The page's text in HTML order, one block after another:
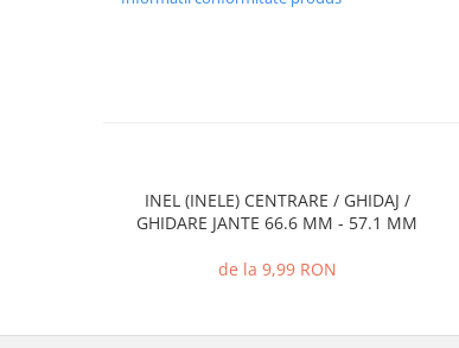
INEL (INELE) CENTRARE / GHIDAJ /
GHIDARE JANTE 66.6 MM - 57.1 MM
de la 9,99 RON